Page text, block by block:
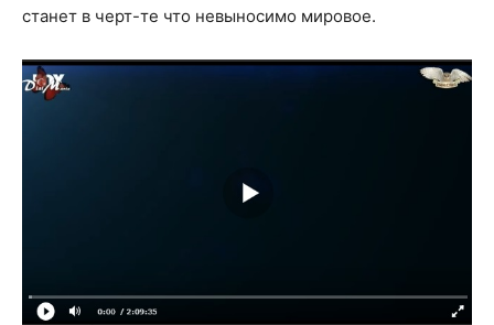
станет в черт-те что невыносимо мировое.